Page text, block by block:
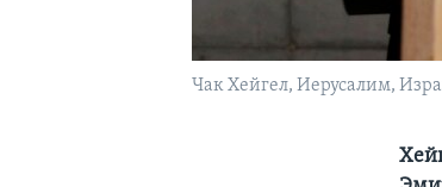
Чак Хейгел, Иерусалим,